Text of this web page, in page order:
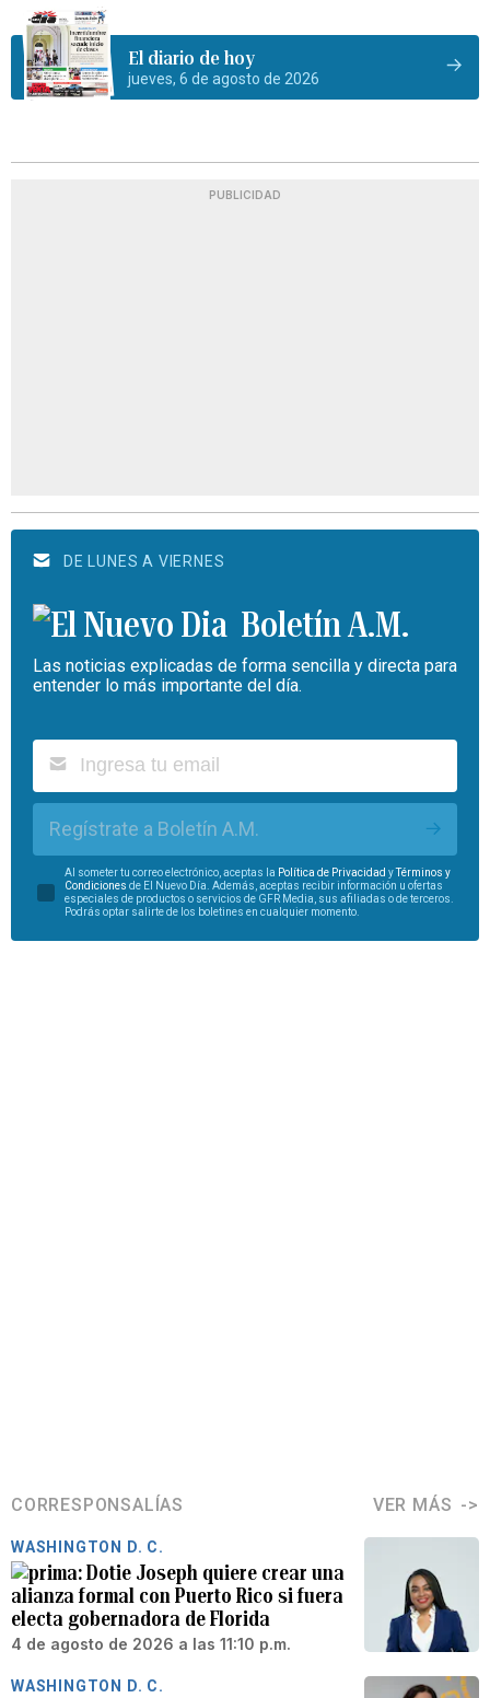
El diario de hoy
jueves, 6 de agosto de 2026
PUBLICIDAD
DE LUNES A VIERNES
Boletín A.M.
Las noticias explicadas de forma sencilla y directa para
entender lo más importante del día.
Regístrate a Boletín A.M.
Al someter tu correo electrónico, aceptas la Política de Privacidad yTérminos y
Condiciones de El Nuevo Día. Además, aceptas recibir información u ofertas
especiales de productos o servicios de GFR Media, sus afiliadas o de terceros.
Podrás optar salirte de los boletines en cualquier momento.
CORRESPONSALÍAS VER MÁS
WASHINGTON D. C.
Dotie Joseph quiere crear una
alianza formal con Puerto Rico si fuera
electa gobernadora de Florida
4 de agosto de 2026 a las 11:10 p.m.
WASHINGTON D. C.